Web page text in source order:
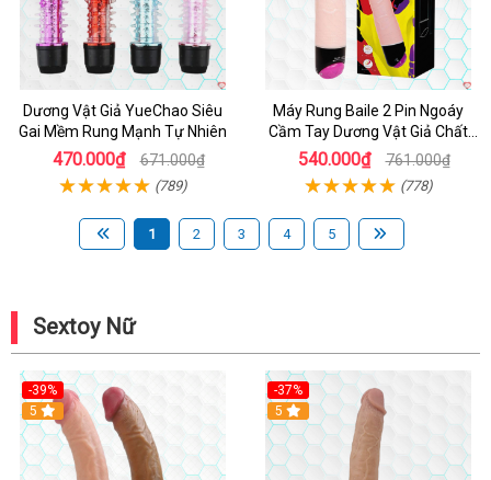
Dương Vật Giả YueChao Siêu
Gai Mềm Rung Mạnh Tự Nhiên
470.000₫ 671.000₫
(789)
Máy Rung Baile 2 Pin Ngoáy
Cầm Tay Dương Vật Giả Chất
Lượng
540.000₫ 761.000₫
(778)
1 2 3 4 5
Sextoy Nữ
-39%
Hot
5
-37%
5